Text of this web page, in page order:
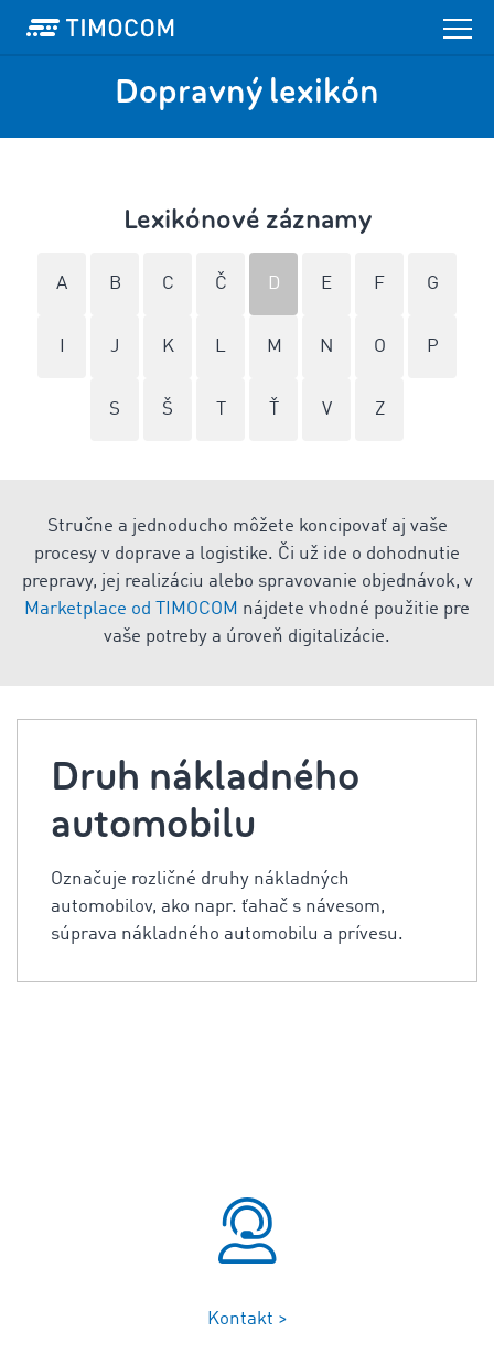
Dopravný lexikón
Lexikónové záznamy
A B C Č D E F G
J K L M N O P
S Š V Z
Stručne a jednoducho môžete koncipovať aj vaše
procesy v doprave a logistike. Či už ide o dohodnutie
prepravy, jej realizáciu alebo spravovanie objednávok, v
Marketplace od TIMOCOM nájdete vhodné použitie pre
vaše potreby a úroveň digitalizácie.
Druh nákladného
automobilu
Označuje rozličné druhy nákladných
automobilov, ako napr. ťahač s návesom,
súprava nákladného automobilu a prívesu.
Kontakt >